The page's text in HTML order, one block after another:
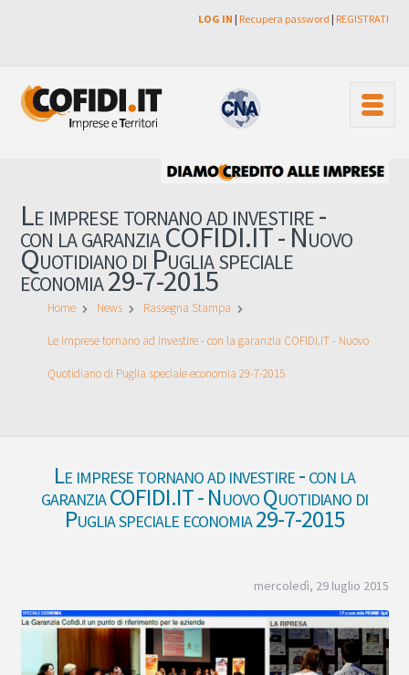
LOG IN | Recupera password | REGISTRATI
Le imprese tornano ad investire -
con la garanzia COFIDI.IT - Nuovo
Quotidiano di Puglia speciale
economia 29-7-2015
Home News Rassegna Stampa
Le imprese tornano ad investire - con la garanzia COFIDI.IT - Nuovo
Quotidiano di Puglia speciale economia 29-7-2015
Le imprese tornano ad investire - con la
garanzia COFIDI.IT - Nuovo Quotidiano di
Puglia speciale economia 29-7-2015
mercoledì, 29 luglio 2015